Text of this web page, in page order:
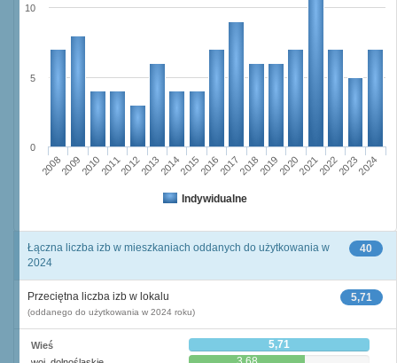
Indywidualne
20082009201020112012201320142015201620172018201920202021202220232024
0
5
10
40
Łączna liczba izb w mieszkaniach oddanych do użytkowania w
2024
5,71
Przeciętna liczba izb w lokalu
(oddanego do użytkowania w 2024 roku)
Wieś 5,71